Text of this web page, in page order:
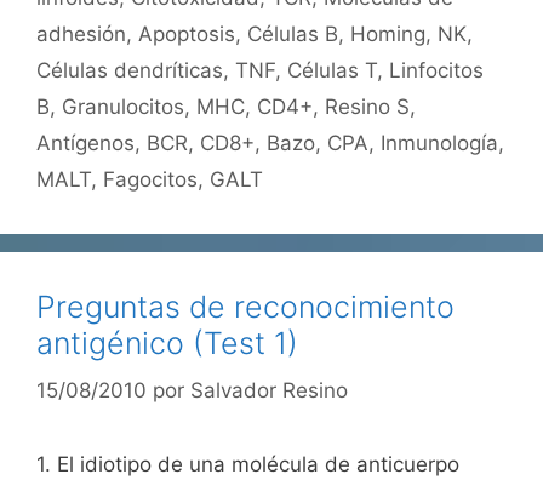
adhesión, Apoptosis, Células B, Homing, NK,
Células dendríticas, TNF, Células T, Linfocitos
B, Granulocitos, MHC, CD4+, Resino S,
Antígenos, BCR, CD8+, Bazo, CPA, Inmunología,
MALT, Fagocitos, GALT
Preguntas de reconocimiento
antigénico (Test 1)
15/08/2010 por Salvador Resino
1. El idiotipo de una molécula de anticuerpo